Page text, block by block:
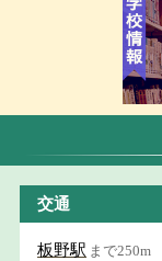
交通
板野駅 まで250m